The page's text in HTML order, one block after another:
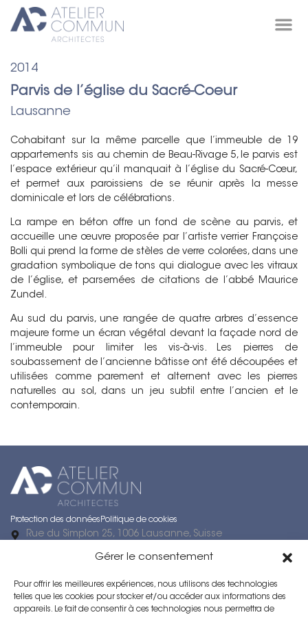
Gérer le consentement
Pour offrir les meilleures expériences, nous utilisons des technologies
telles que les cookies pour stocker et/ou accéder aux informations des
appareils. Le fait de consentir à ces technologies nous permettra de
2014
Parvis de l’église du Sacré-Coeur
Lausanne
Cohabitant sur la même parcelle que l’immeuble de 19
appartements sis au chemin de Beau-Rivage 5, le parvis est
l’espace extérieur qu’il manquait à l’église du Sacré-Cœur,
et permet aux paroissiens de se réunir après la messe
dominicale et lors de célébrations.
La rampe en béton offre un fond de scène au parvis, et
accueille une œuvre proposée par l’artiste verrier Françoise
Bolli qui prend la forme de stèles de verre colorées, dans une
gradation symbolique de tons qui dialogue avec les vitraux
de l’église, et parsemées de citations de l’abbé Maurice
Zundel.
Au sud du parvis, une rangée de quatre arbres d’essence
majeure forme un écran végétal devant la façade nord de
l’immeuble pour limiter les vis-à-vis. Les pierres de
soubassement de l’ancienne bâtisse ont été découpées et
utilisées comme parement et alternent avec les pierres
naturelles au sol, dans un jeu subtil entre l’ancien et le
contemporain.
Protection des données Politique de cookies
Rue du Simplon 25, 1006 Lausanne, Suisse
ac@ateliercommun.ch
Horaires d’ouverture : Lun–Ven : 08h00 – 17h00
Numéro IDE / Numéro d’entreprise : CHE-107.943.736